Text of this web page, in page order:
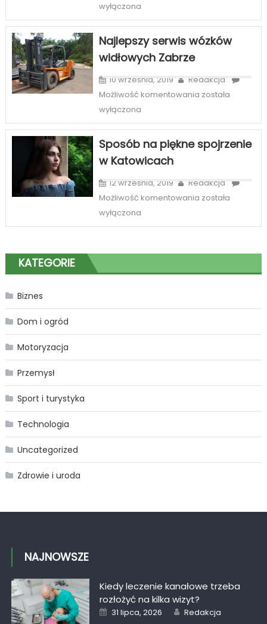
case
telefony
oferta
sklepów
wyłączona
Najlepszy serwis wózków
widłowych Zabrze
10 września, 2019
Redakcja
Możliwość komentowania Najlepszy
wózków
Zabrze
została
wyłączona
Sposób na piękne spojrzenie
w Katowicach
12 września, 2019
Redakcja
Możliwość komentowania Sposób
piękne
w
została
wyłączona
KATEGORIE
Biznes
Dom i ogród
Motoryzacja
Przemysł
Sport i turystyka
Technologia
Uncategorized
Zdrowie i uroda
NAJNOWSZE
Kiedy leczenie kanałowe trzeba
rozłożyć na kilka wizyt?
Posted
on
31 lipca, 2026 Author
Redakcja